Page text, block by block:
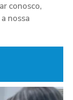
conosco,
nossa